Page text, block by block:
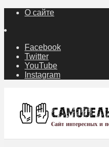
О сайте
Facebook
Twitter
YouTube
Instagram